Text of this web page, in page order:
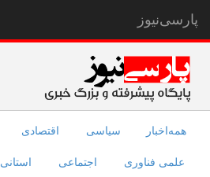
پارسی‌نیوز
همه‌اخبار سیاسی اقتصادی
علمی فناوری اجتماعی استانی